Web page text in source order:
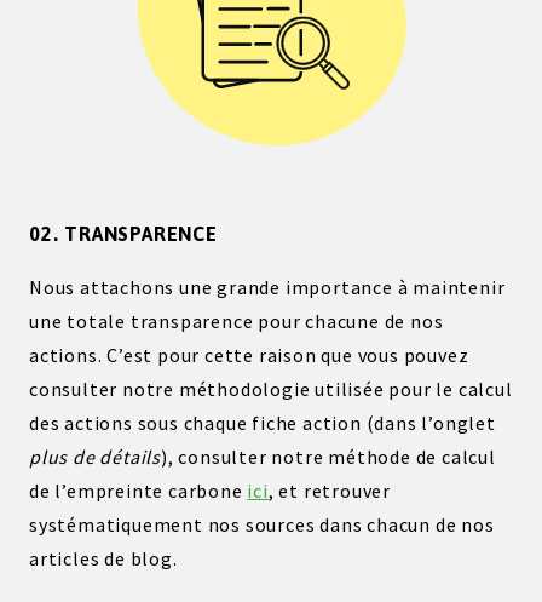
02. TRANSPARENCE
Nous attachons une grande importance à maintenir
une totale transparence pour chacune de nos
actions. C’est pour cette raison que vous pouvez
consulter notre méthodologie utilisée pour le calcul
des actions sous chaque fiche action (dans l’onglet
plus de détails), consulter notre méthode de calcul
de l’empreinte carbone ici, et retrouver
systématiquement nos sources dans chacun de nos
articles de blog.